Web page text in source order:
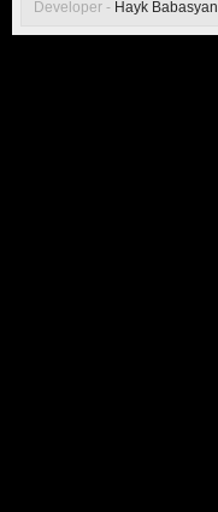
Developer - Hayk Babasyan